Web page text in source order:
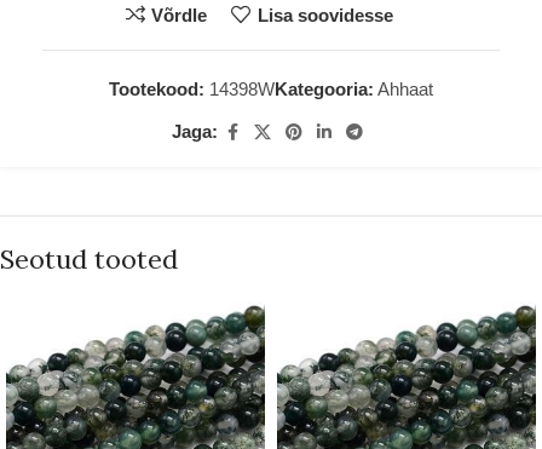
Võrdle Lisa soovidesse
Tootekood: 14398WKategooria: Ahhaat
Jaga:
Seotud tooted